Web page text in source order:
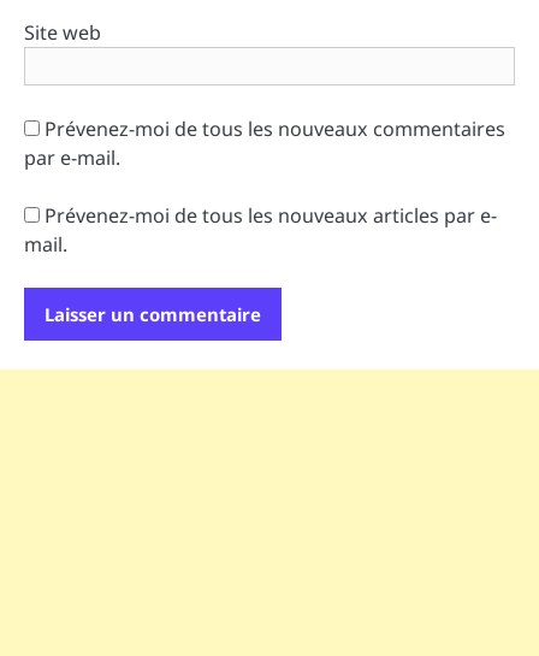
Site web
Prévenez-moi de tous les nouveaux commentaires
par e-mail.
Prévenez-moi de tous les nouveaux articles par e-
mail.